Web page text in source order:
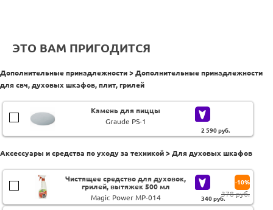
ЭТО ВАМ ПРИГОДИТСЯ
Дополнительные принадлежности > Дополнительные принадлежности
для свч, духовых шкафов, плит, грилей
Камень для пиццы
Graude PS-1
2 590руб.
Аксессуары и средства по уходу за техникой > Для духовых шкафов
Чистящее средство для духовок,
грилей, вытяжек 500 мл
Magic Power MP-014
340руб.
378 руб.
-10%